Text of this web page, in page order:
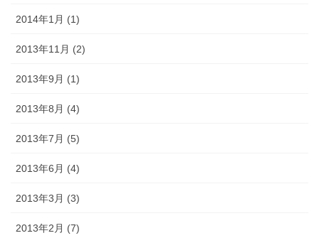
2014年1月 (1)
2013年11月 (2)
2013年9月 (1)
2013年8月 (4)
2013年7月 (5)
2013年6月 (4)
2013年3月 (3)
2013年2月 (7)